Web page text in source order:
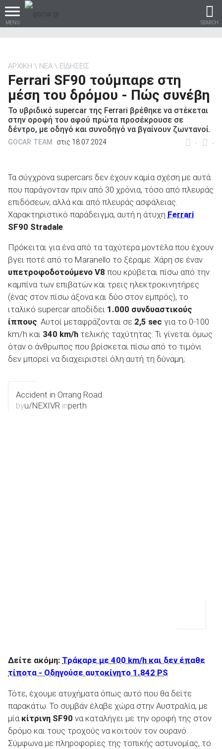
MENU SEARCH
Βρες τα πάντα για το
αυτοκίνητο!
Καινούρια
ΑΝΑΖΗΤΗΣΗ
Μεταχειρισμένα
Επιχειρήσεις
ΑΡΧΙΚΗ ΝΕΑ ΕΙΔΗΣΕΙΣ
Ferrari SF90 τούμπαρε στη
μέση του δρόμου - Πώς συνέβη
Το υβριδικό supercar της Ferrari βρέθηκε να στέκεται
στην οροφή του αφού πρώτα προσέκρουσε σε
δέντρο, με οδηγό και συνοδηγό να βγαίνουν ζωντανοί.
- -
GOCAR TEAM στις 18.07.2024
Τα σύγχρονα supercars δεν έχουν καμία σχέση με αυτά
που παράγονταν πριν από 30 χρόνια, τόσο από πλευράς
επιδόσεων, αλλά και από πλευράς ασφάλειας.
Χαρακτηριστικό παράδειγμα, αυτή η άτυχη Ferrari
SF90 Stradale
Πρόκειται για ένα από τα ταχύτερα μοντέλα που έχουν
βγει ποτέ από το Maranello το ξέραμε. Χάρη σε έναν
υπετροφοδοτούμενο V8 που κρύβεται πίσω από την
καμπίνα των επιβατών και τρεις ηλεκτροκινητήρες
(ένας στον πίσω άξονα και δύο στον εμπρός), το
ιταλικό supercar αποδίδει 1.000 συνδυαστικούς
ίππους. Αυτοί μεταφράζονται σε 2,5 sec για το 0-100
km/h και 340 km/h τελικής ταχύτητας. Τι γίνεται όμως
όταν ο άνθρωπος που βρίσκεται πίσω από το τιμόνι
δεν μπορεί να διαχειριστεί όλη αυτή τη δύναμη;
Accident in Orrang Road.
byu/NEXIVR inperth
Δείτε ακόμη: Τράκαρε με 400 km/h και δεν έπαθε
τίποτα - Οδηγούσε αυτοκίνητο 1.842 PS
Τότε, έχουμε ατυχήματα όπως αυτό που θα δείτε
παρακάτω. Το συμβάν έλαβε χώρα στην Αυστραλία, με
μία κίτρινη SF90 να καταλήγει με την οροφή της στον
δρόμο και τους τροχούς να κοιτούν τον ουρανό.
Σύμφωνα με πληροφορίες της τοπικής αστυνομίας, το